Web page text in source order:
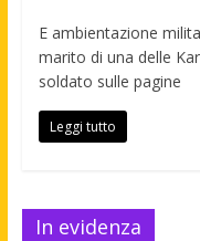
E ambientazione
marito di una delle
soldato sulle pagine
Leggi tutto
In evidenza